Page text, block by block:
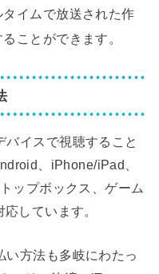
イムで放送された作
ことができます。
イスで視聴すること
、iPhone/iPad、
ップボックス、ゲーム
しています。
い方法も多岐にわたっ